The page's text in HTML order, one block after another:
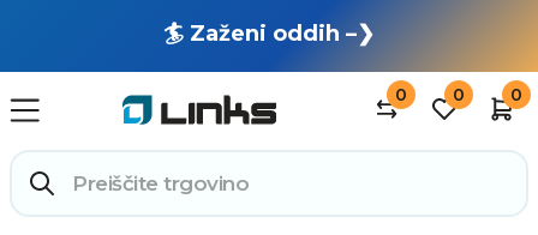
🏄 Zaženi oddih –❯
0 0 0